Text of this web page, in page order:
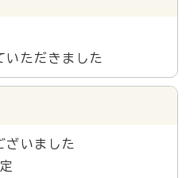
ただきました
いました